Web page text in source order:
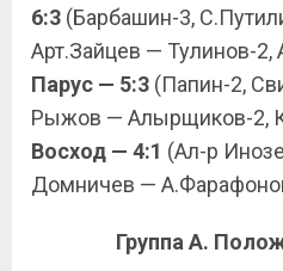
6:3 (Барбашин-3,
Арт.Зайцев — Тулинов-2,
Парус — 5:3 (Папин-2,
Рыжов — Алырщиков-2,
Восход — 4:1 (Ал-р
Домничев —
Группа А.